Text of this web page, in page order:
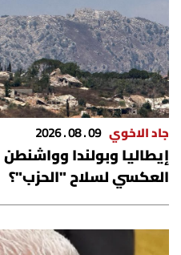
جاد الاخوي 09 . 08 . 2026
إيطاليا وبولندا
العكسي لسلاح "الحزب"؟